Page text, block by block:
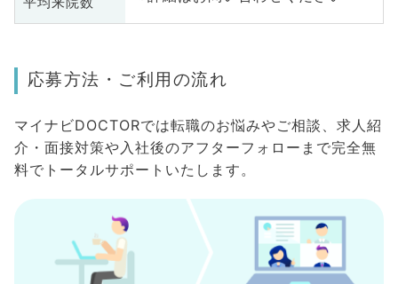
応募方法・ご利用の流れ
マイナビDOCTORでは転職のお悩みやご相談、求人紹
介・面接対策や入社後のアフターフォローまで完全無
料でトータルサポートいたします。